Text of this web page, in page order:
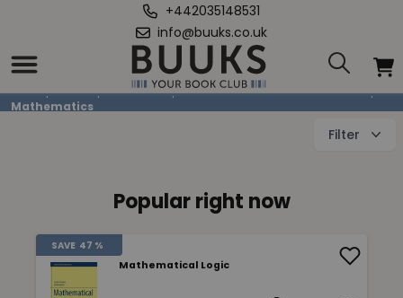
+442035148531
info@buuks.co.uk
Mathematics
Home / Books / Education / Mathematics & Natural Sciences /
Mathematics
Filter
Popular right now
SAVE 47 %
Mathematical Logic